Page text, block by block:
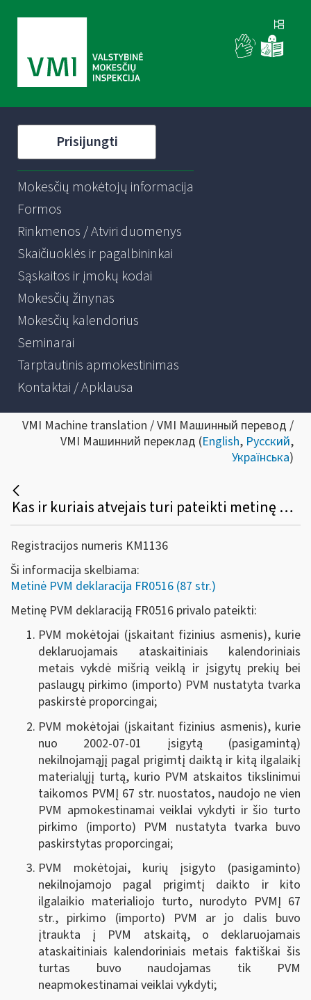
Prisijungti
Mokesčių mokėtojų informacija
Formos
Rinkmenos / Atviri duomenys
Skaičiuoklės ir pagalbininkai
Sąskaitos ir įmokų kodai
Mokesčių žinynas
Mokesčių kalendorius
Seminarai
Tarptautinis apmokestinimas
Kontaktai / Apklausa
VMI Machine translation / VMI Машинный перевод /
VMI Машинний переклад (English, Русский,
Українська)
Kas ir kuriais atvejais turi pateikti metinę PVM deklaraciją (forma FR0516)?
Registracijos numeris KM1136
Ši informacija skelbiama:
Metinė PVM deklaracija FR0516 (87 str.)
Metinę PVM deklaraciją FR0516 privalo pateikti:
PVM mokėtojai (įskaitant fizinius asmenis), kurie
deklaruojamais ataskaitiniais kalendoriniais
metais vykdė mišrią veiklą ir įsigytų prekių bei
paslaugų pirkimo (importo) PVM nustatyta tvarka
paskirstė proporcingai;
PVM mokėtojai (įskaitant fizinius asmenis), kurie
nuo 2002-07-01 įsigytą (pasigamintą)
nekilnojamąjį pagal prigimtį daiktą ir kitą ilgalaikį
materialųjį turtą, kurio PVM atskaitos tikslinimui
taikomos PVMĮ 67 str. nuostatos, naudojo ne vien
PVM apmokestinamai veiklai vykdyti ir šio turto
pirkimo (importo) PVM nustatyta tvarka buvo
paskirstytas proporcingai;
PVM mokėtojai, kurių įsigyto (pasigaminto)
nekilnojamojo pagal prigimtį daikto ir kito
ilgalaikio materialiojo turto, nurodyto PVMĮ 67
str., pirkimo (importo) PVM ar jo dalis buvo
įtraukta į PVM atskaitą, o deklaruojamais
ataskaitiniais kalendoriniais metais faktiškai šis
turtas buvo naudojamas tik PVM
neapmokestinamai veiklai vykdyti;